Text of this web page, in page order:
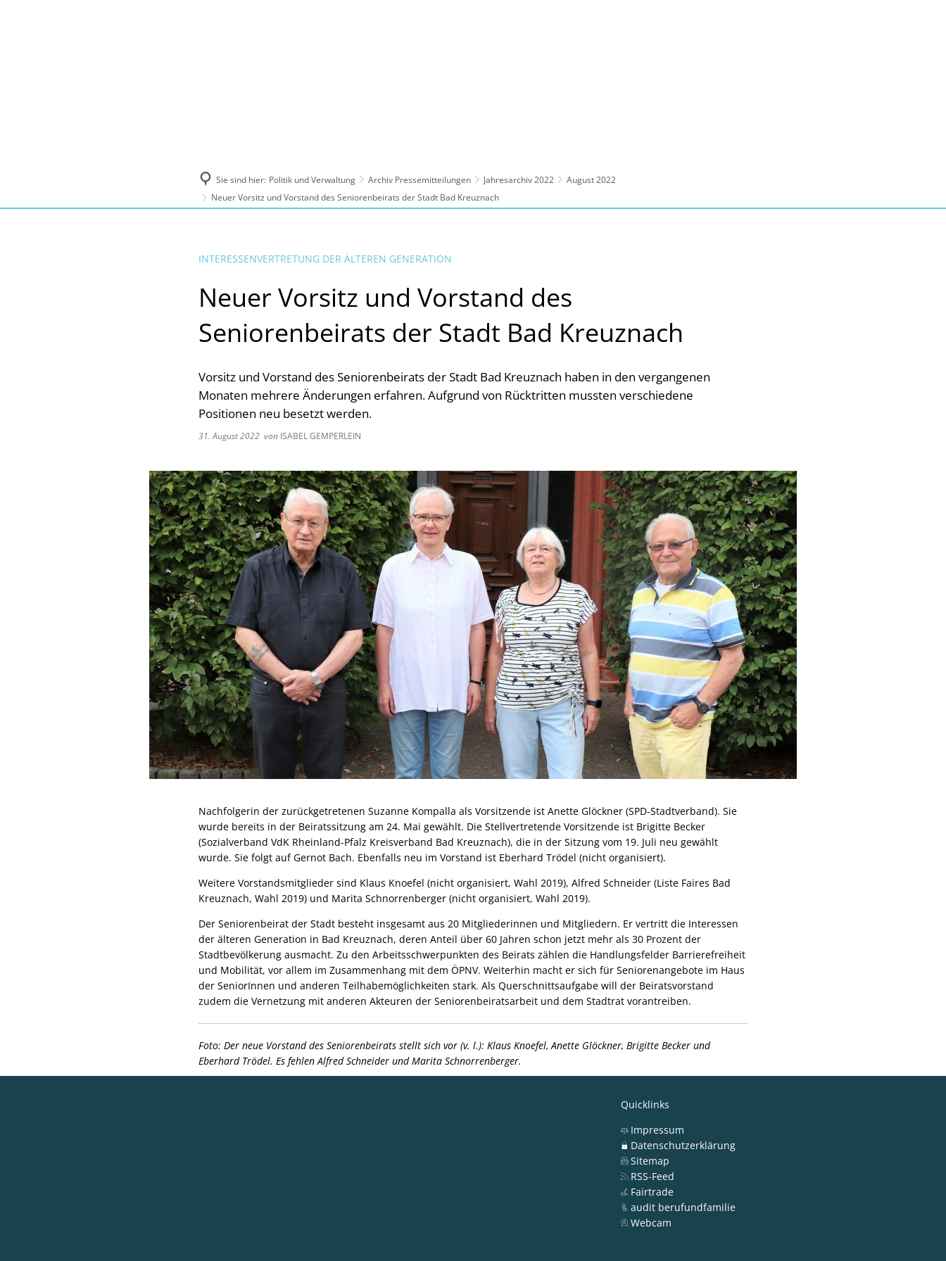
Sie sind hier: Politik und Verwaltung Archiv Pressemitteilungen Jahresarchiv 2022
August 2022
Neuer Vorsitz und Vorstand des Seniorenbeirats der Stadt Bad Kreuznach
INTERESSENVERTRETUNG DER ÄLTEREN GENERATION
Neuer Vorsitz und Vorstand des
Seniorenbeirats der Stadt Bad Kreuznach
Vorsitz und Vorstand des Seniorenbeirats der Stadt Bad Kreuznach haben in den vergangenen
Monaten mehrere Änderungen erfahren. Aufgrund von Rücktritten mussten verschiedene
Positionen neu besetzt werden.
31. August 2022 von ISABEL GEMPERLEIN
Nachfolgerin der zurückgetretenen Suzanne Kompalla als Vorsitzende ist Anette Glöckner (SPD-Stadtverband). Sie
wurde bereits in der Beiratssitzung am 24. Mai gewählt. Die Stellvertretende Vorsitzende ist Brigitte Becker
(Sozialverband VdK Rheinland-Pfalz Kreisverband Bad Kreuznach), die in der Sitzung vom 19. Juli neu gewählt
wurde. Sie folgt auf Gernot Bach. Ebenfalls neu im Vorstand ist Eberhard Trödel (nicht organisiert).
Weitere Vorstandsmitglieder sind Klaus Knoefel (nicht organisiert, Wahl 2019), Alfred Schneider (Liste Faires Bad
Kreuznach, Wahl 2019) und Marita Schnorrenberger (nicht organisiert, Wahl 2019).
Der Seniorenbeirat der Stadt besteht insgesamt aus 20 Mitgliederinnen und Mitgliedern. Er vertritt die Interessen
der älteren Generation in Bad Kreuznach, deren Anteil über 60 Jahren schon jetzt mehr als 30 Prozent der
Stadtbevölkerung ausmacht. Zu den Arbeitsschwerpunkten des Beirats zählen die Handlungsfelder Barrierefreiheit
und Mobilität, vor allem im Zusammenhang mit dem ÖPNV. Weiterhin macht er sich für Seniorenangebote im Haus
der SeniorInnen und anderen Teilhabemöglichkeiten stark. Als Querschnittsaufgabe will der Beiratsvorstand
zudem die Vernetzung mit anderen Akteuren der Seniorenbeiratsarbeit und dem Stadtrat vorantreiben.
Foto: Der neue Vorstand des Seniorenbeirats stellt sich vor (v. l.): Klaus Knoefel, Anette Glöckner, Brigitte Becker und
Eberhard Trödel. Es fehlen Alfred Schneider und Marita Schnorrenberger.
Quicklinks
Impressum
Datenschutzerklärung
Sitemap
RSS-Feed
Fairtrade
audit berufundfamilie
Webcam